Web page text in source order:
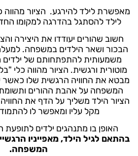
מאפשרת לילד להירגע. הציור מהווה
לילד להסתגל בהדרגה למקומו
חשוב שהורים יעודדו את היצירה
הבכור ושאר הילדים במשפחה.
משמעותית להתפתחותם של ילדים
מוטורית ורגשית. הציור מהווה כלי
מבטא את החוויה הרגשית שלו כאשר
המשפחה על אהבת ההורים
הציור הילד משליך על הדף את
מקל עליו ומאפשר לו
האופן בו מתנהגים ילדים לתופעת
בהתאם לגיל הילד, מאפייניו
המשפחה.